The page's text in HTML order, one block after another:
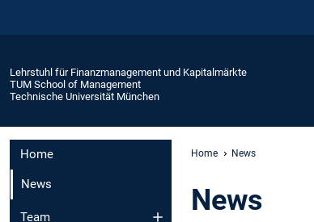
Lehrstuhl für Finanzmanagement und Kapitalmärkte
TUM School of Management
Technische Universität München
Home
News
Team
Home News
News